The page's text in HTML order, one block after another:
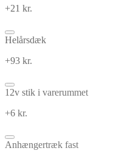
+21 kr.
Helårsdæk
+93 kr.
12v stik i varerummet
+6 kr.
Anhængertræk fast